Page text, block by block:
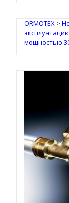
ORMOTEX>
мощностью